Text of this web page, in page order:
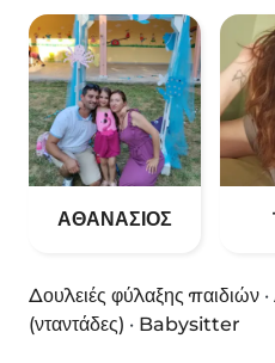
ΑΘΑΝΑΣΙΟΣ
Δουλειές φύλαξης παιδιών ·
(νταντάδες) · Babysitter